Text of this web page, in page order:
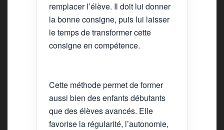
remplacer l’élève. Il doit lui donner
la bonne consigne, puis lui laisser
le temps de transformer cette
consigne en compétence.
Cette méthode permet de former
aussi bien des enfants débutants
que des élèves avancés. Elle
favorise la régularité, l’autonomie,